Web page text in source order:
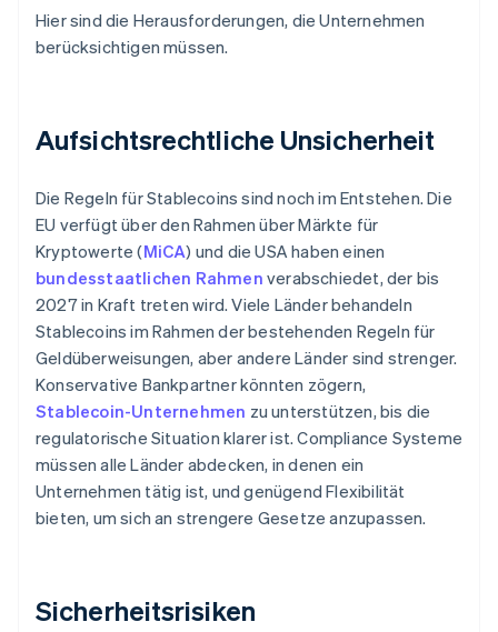
Hier sind die Herausforderungen, die Unternehmen
berücksichtigen müssen.
Aufsichtsrechtliche Unsicherheit
Die Regeln für Stablecoins sind noch im Entstehen. Die
EU verfügt über den Rahmen über Märkte für
Kryptowerte (MiCA) und die USA haben einen
bundesstaatlichen Rahmen verabschiedet, der bis
2027 in Kraft treten wird. Viele Länder behandeln
Stablecoins im Rahmen der bestehenden Regeln für
Geldüberweisungen, aber andere Länder sind strenger.
Konservative Bankpartner könnten zögern,
Stablecoin-Unternehmen zu unterstützen, bis die
regulatorische Situation klarer ist. Compliance Systeme
müssen alle Länder abdecken, in denen ein
Unternehmen tätig ist, und genügend Flexibilität
bieten, um sich an strengere Gesetze anzupassen.
Sicherheitsrisiken